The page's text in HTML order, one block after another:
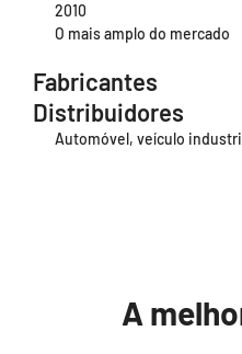
2010
O mais amplo do mercado
Fabricantes
Distribuidores
Automóvel, veículo
A